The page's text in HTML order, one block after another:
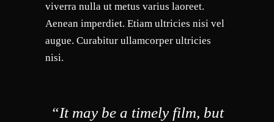
viverra nulla ut metus varius laoreet.
Aenean imperdiet. Etiam ultricies nisi vel
augue. Curabitur ullamcorper ultricies
nisi.
“It may be a timely film, but